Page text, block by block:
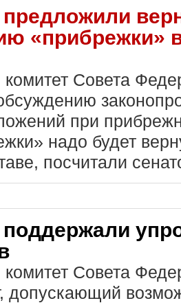
«прибрежки»
Совета
при
надо будет
посчитали
Совета
допускающий